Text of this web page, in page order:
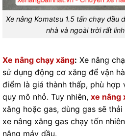
Xe nâng Komatsu 1.5 tấn chạy dầu
nhà và ngoài trời rất
Xe nâng chạy xăng: Xe nâng
sử dụng động cơ xăng để vận
điểm là giá thành thấp, phù hợp
quy mô nhỏ. Tuy nhiên, xe nâng
xăng hoặc gas, dùng gas sẽ
xe nâng xăng gas chạy tốn
nâng máy dầu.